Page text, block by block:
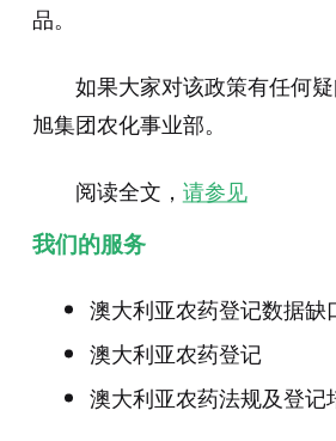
品。
如果大家对该政策有任何
旭集团农化事业部。
阅读全文， 请参见
我们的服务
澳大利亚农药登记数据缺
澳大利亚农药登记
澳大利亚农药法规及登记